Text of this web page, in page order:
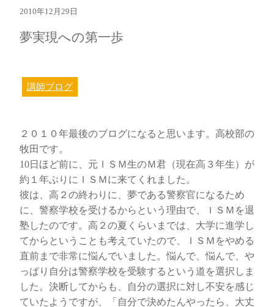
2010年12月29日
夢実現への第一歩
講師ブログ
２０１０年最後のブログになると思います。高校部の
牧田です。
10日ほど前に、元ＩＳＭ生のＭ君（現在高３年生）が
約１年ぶりにＩＳＭに来てくれました。
彼は、高２の終わりに、夢である警察官になるため
に、警察学校を受けるからという理由で、ＩＳＭを退
塾したのです。高２の夏くらいまでは、大学に進学し
てからということも考えていたので、ＩＳＭをやめる
直前まで非常に悩んでいました。悩んで、悩んで、や
っぱり自分は警察学校を受験するという道を選択しま
した。決断してからも、自分の選択に対し不安を感じ
ていたようですが、「自分で決めたんやったら、大丈